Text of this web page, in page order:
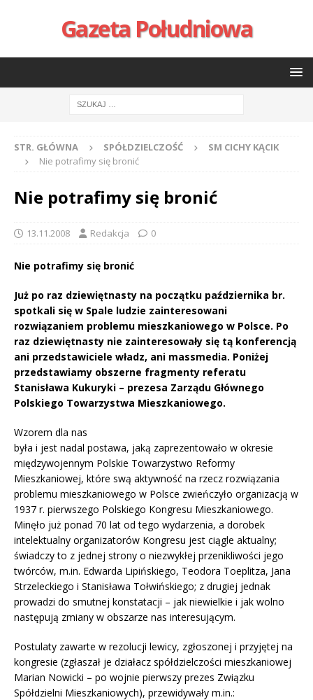
Gazeta Południowa
STR. GŁÓWNA SPÓŁDZIELCZOŚĆ
SM CICHY KĄCIK
Nie potrafimy się bronić
Nie potrafimy się bronić
13.11.2008 Redakcja 0
Nie potrafimy się bronić
Już po raz dziewiętnasty na początku października br.
spotkali się w Spale ludzie zainteresowani
rozwiązaniem problemu mieszkaniowego w Polsce. Po
raz dziewiętnasty nie zainteresowały się tą konferencją
ani przedstawiciele władz, ani massmedia. Poniżej
przedstawiamy obszerne fragmenty referatu
Stanisława Kukuryki – prezesa Zarządu Głównego
Polskiego Towarzystwa Mieszkaniowego.
Wzorem dla nas
była i jest nadal postawa, jaką zaprezentowało w okresie
międzywojennym Polskie Towarzystwo Reformy
Mieszkaniowej, które swą aktywność na rzecz rozwiązania
problemu mieszkaniowego w Polsce zwieńczyło organizacją w
1937 r. pierwszego Polskiego Kongresu Mieszkaniowego.
Minęło już ponad 70 lat od tego wydarzenia, a dorobek
intelektualny organizatorów Kongresu jest ciągle aktualny;
świadczy to z jednej strony o niezwykłej przenikliwości jego
twórców, m.in. Edwarda Lipińskiego, Teodora Toeplitza, Jana
Strzeleckiego i Stanisława Tołwińskiego; z drugiej jednak
prowadzi do smutnej konstatacji – jak niewielkie i jak wolno
następują zmiany w obszarze nas interesującym.
Postulaty zawarte w rezolucji lewicy, zgłoszonej i przyjętej na
kongresie (zgłaszał je działacz spółdzielczości mieszkaniowej
Marian Nowicki – po wojnie pierwszy prezes Związku
Spółdzielni Mieszkaniowych), przewidywały m.in.: